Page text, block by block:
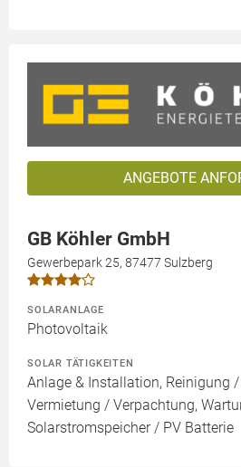
ANGEBOTE
GB Köhler GmbH
Gewerbepark 25, 87477 Sulzberg
SOLARANLAGE
Photovoltaik
SOLAR TÄTIGKEITEN
Anlage & Installation, Reinigung
Vermietung / Verpachtung,
Solarstromspeicher / PV Batterie